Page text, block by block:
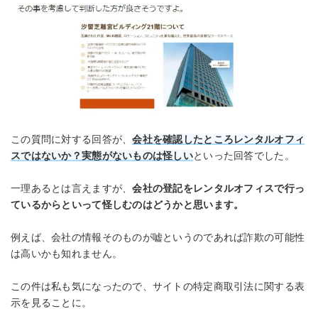
この質問に対する回答が、会社を確認したところレンタルオフィ
スではないか？実態がないものは怪しいといった回答でした。
一理あるとは言えますが、会社の登記をレンタルオフィスで行っ
ているからといって怪しむのはどうかと思います。
例えば、会社の情報そのものが嘘というのであれば詐欺の可能性
は高いかも知れません。
この件は私も気になったので、サイトの特定商取引法に関する表
示を見ることに。